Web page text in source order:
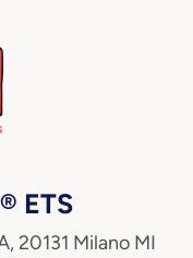
ETS
20131 Milano MI